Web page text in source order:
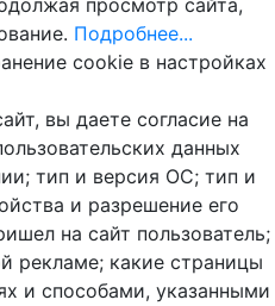
просмотр сайта,
Подробнее...
cookie в настройках
вы даете согласие на
данных
тип и версия ОС; тип и
и разрешение его
на сайт пользователь;
рекламе; какие страницы
и способами, указанными